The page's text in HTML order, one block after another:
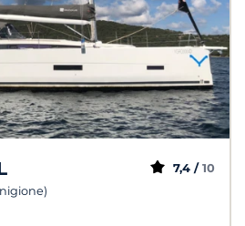
7,4 / 10